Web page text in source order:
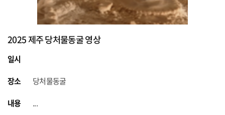
2025 제주 당처물동굴 영상
일시
장소
당처물동굴
내용
...